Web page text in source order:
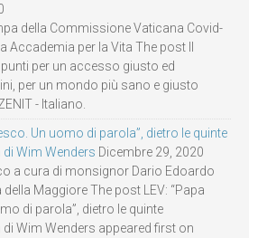
della Commissione Vaticana Covid-
Accademia per la Vita The post Il
per un accesso giusto ed
per un mondo più sano e giusto
- Italiano.
Un uomo di parola”, dietro le quinte
Wim Wenders Dicembre 29, 2020
a cura di monsignor Dario Edoardo
Maggiore The post LEV: “Papa
di parola”, dietro le quinte
Wim Wenders appeared first on